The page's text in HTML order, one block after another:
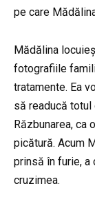
pe care
Mădălina
fotografiile
tratamente. Ea
să readucă totul
Răzbunarea, ca
picătură. Acum
prinsă în furie, a
cruzimea.